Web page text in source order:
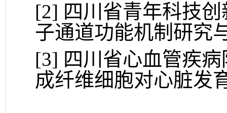
[2] 四川省青年科技
子通道功能机制研究
[3] 四川省心血管疾
成纤维细胞对心脏发